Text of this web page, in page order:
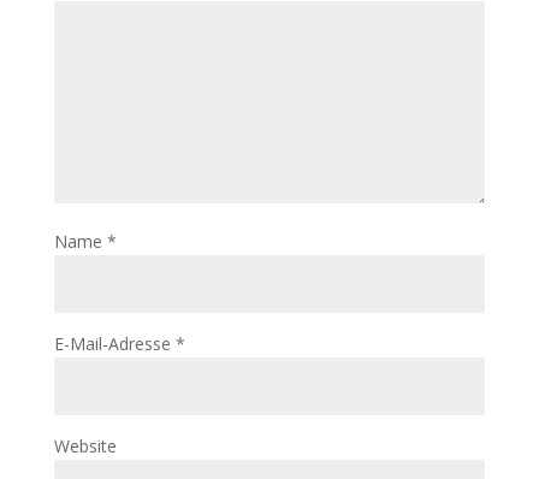
Name *
E-Mail-Adresse *
Website